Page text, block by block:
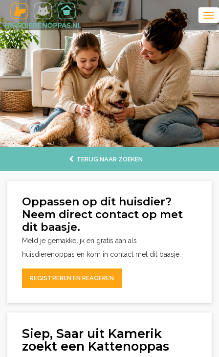
TERUG NAAR ZOEKEN
Oppassen op dit huisdier?
Neem direct contact op met
dit baasje.
Meld je gemakkelijk en gratis aan als
huisdierenoppas en kom in contact met dit baasje.
REGISTREREN EN REAGEREN
Siep, Saar uit Kamerik
zoekt een Kattenoppas